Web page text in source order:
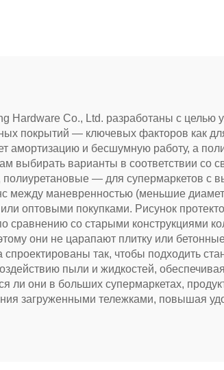
Hardware Co., Ltd. разработаны с целью
покрытий — ключевых факторов как
амортизацию и бесшумную работу, а
выбирать варианты в соответствии
— для супермаркетов с
между маневренностью (меньшие
оптовыми покупками. Рисунок
сравнению со старыми конструкциями
они не царапают плитку или
так, чтобы подходить
пыли и жидкостей,
ли они в больших супермаркетах,
загруженными тележками, повышая